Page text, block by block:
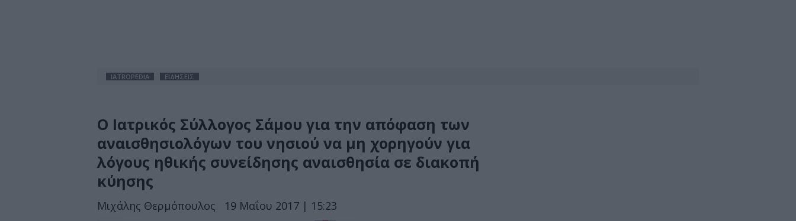
IATROPEDIA ΕΙΔΗΣΕΙΣ
Ο Ιατρικός Σύλλογος Σάμου για την απόφαση των
αναισθησιολόγων του νησιού να μη χορηγούν για
λόγους ηθικής συνείδησης αναισθησία σε διακοπή
κύησης
Μιχάλης Θερμόπουλος 19 Μαΐου 2017 | 15:23